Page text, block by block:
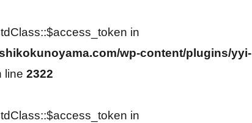
in
wp-content/plugins/yyi-
line 2322
in